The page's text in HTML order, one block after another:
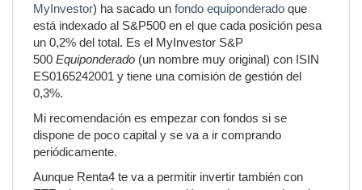
MyInvestor) ha sacado un fondo equiponderado que
está indexado al S&P500 en el que cada posición pesa
un 0,2% del total. Es el MyInvestor S&P
500 Equiponderado (un nombre muy original) con ISIN
ES0165242001 y tiene una comisión de gestión del
0,3%.
Mi recomendación es empezar con fondos si se
dispone de poco capital y se va a ir comprando
periódicamente.
Aunque Renta4 te va a permitir invertir también con